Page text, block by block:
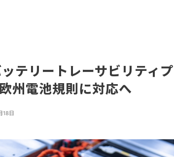
テリートレーサビリティ
州電池規則に対応へ
18日